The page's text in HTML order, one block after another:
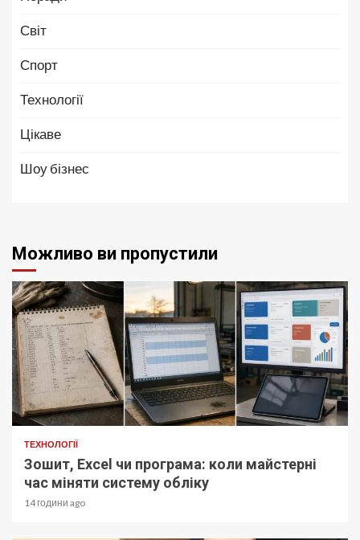
Світ
Спорт
Технології
Цікаве
Шоу бізнес
Можливо ви пропустили
ТЕХНОЛОГІЇ
Зошит, Excel чи програма: коли майстерні
час міняти систему обліку
14 години ago